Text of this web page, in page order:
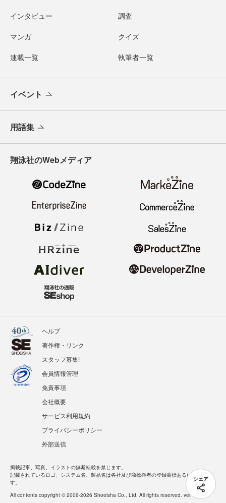
シェア
インタビュー 調査
マンガ クイズ
連載一覧 執筆者一覧
イベント
用語集
翔泳社のWebメディア
ヘルプ
著作権・リンク
スタッフ募集!
会員情報管理
免責事項
会社概要
サービス利用規約
プライバシーポリシー
外部送信
掲載記事、写真、イラストの無断転載を禁じます。
記載されているロゴ、システム名、製品名は各社及び商標権者の登録商標あるいは商標で
す。
All contents copyright © 2006-2026 Shoeisha Co., Ltd. All rights reserved. ver.1.5